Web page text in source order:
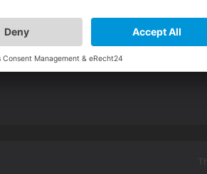
der Text gezeigt wird.